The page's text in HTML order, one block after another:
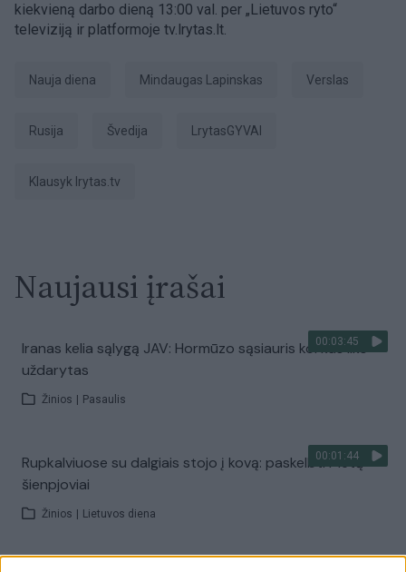
kiekvieną darbo dieną 13:00 val. per „Lietuvos ryto“
televiziją ir platformoje tv.lrytas.lt.
Nauja diena Mindaugas Lapinskas Verslas
Rusija Švedija LrytasGYVAI
Klausyk lrytas.tv
Naujausi įrašai
00:03:45
Iranas kelia sąlygą JAV: Hormūzo sąsiauris kol kas liks
uždarytas
Žinios Pasaulis
00:01:44
Rupkalviuose su dalgiais stojo į kovą: paskelbti Metų
šienpjoviai
Žinios Lietuvos diena